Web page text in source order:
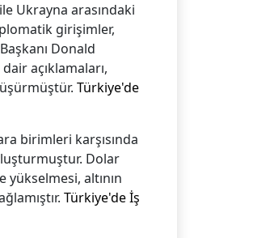
Ukrayna arasındaki
girişimler,
Donald
açıklamaları,
Türkiye'de
birimleri karşısında
Dolar
yükselmesi, altının
Türkiye'de İş